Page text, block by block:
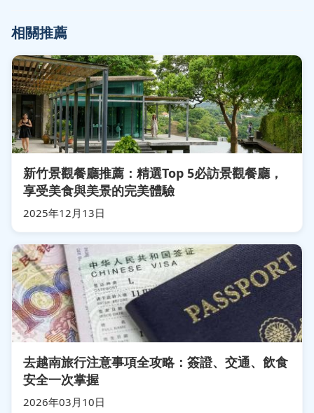
相關推薦
新竹景觀餐廳推薦：精選Top 5必訪景觀餐廳，
享受美食與美景的完美體驗
2025年12月13日
去越南旅行注意事項全攻略：簽證、交通、飲食
安全一次掌握
2026年03月10日